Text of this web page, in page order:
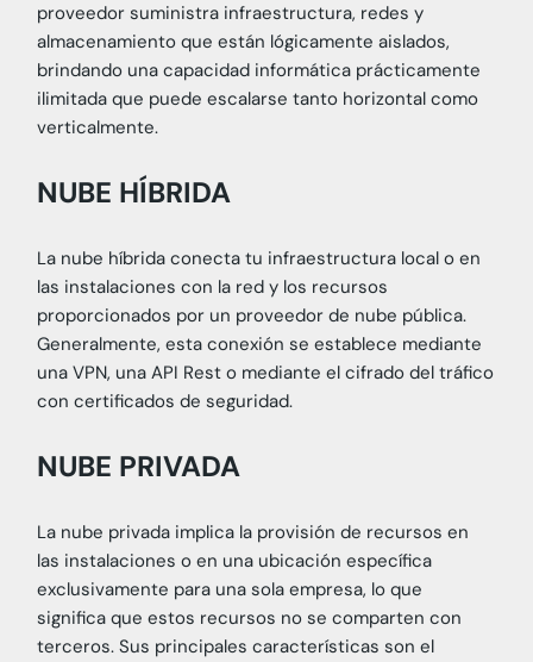
proveedor suministra infraestructura, redes y
almacenamiento que están lógicamente aislados,
brindando una capacidad informática prácticamente
ilimitada que puede escalarse tanto horizontal como
verticalmente.
NUBE HÍBRIDA
La nube híbrida conecta tu infraestructura local o en
las instalaciones con la red y los recursos
proporcionados por un proveedor de nube pública.
Generalmente, esta conexión se establece mediante
una VPN, una API Rest o mediante el cifrado del tráfico
con certificados de seguridad.
NUBE PRIVADA
La nube privada implica la provisión de recursos en
las instalaciones o en una ubicación específica
exclusivamente para una sola empresa, lo que
significa que estos recursos no se comparten con
terceros. Sus principales características son el